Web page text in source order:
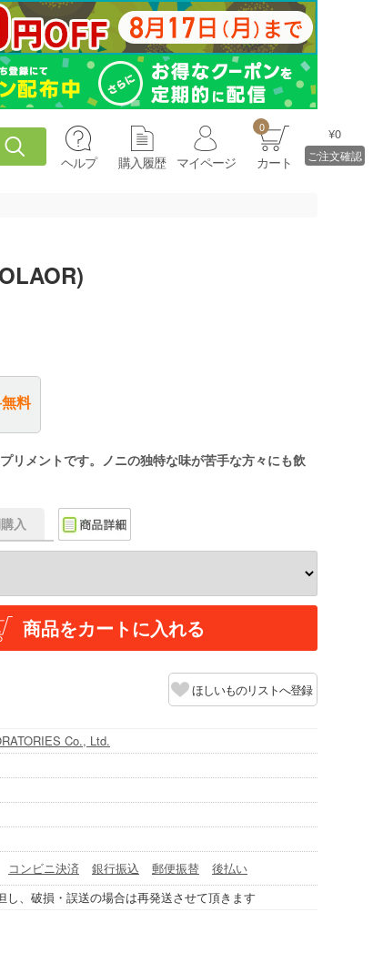
ヘルプ 購入履歴 マイページ
0
カート
¥0
ご注文確認
料
リメントです。ノニの独特な味が苦手な方々にも飲
入
商品をカートに入れる
ほしいものリストへ登録
Co., Ltd.
コンビニ決済 銀行振込 郵便振替
後払い
し、破損・誤送の場合は再発送させて頂きます